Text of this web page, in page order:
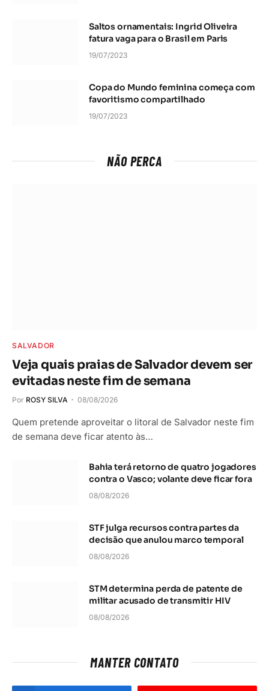
Saltos ornamentais: Ingrid Oliveira
fatura vaga para o Brasil em Paris
19/07/2023
Copa do Mundo feminina começa com
favoritismo compartilhado
19/07/2023
NÃO PERCA
SALVADOR
Veja quais praias de Salvador devem ser
evitadas neste fim de semana
Por ROSY SILVA 08/08/2026
Quem pretende aproveitar o litoral de Salvador neste fim
de semana deve ficar atento às…
Bahia terá retorno de quatro jogadores
contra o Vasco; volante deve ficar fora
08/08/2026
STF julga recursos contra partes da
decisão que anulou marco temporal
08/08/2026
STM determina perda de patente de
militar acusado de transmitir HIV
08/08/2026
MANTER CONTATO